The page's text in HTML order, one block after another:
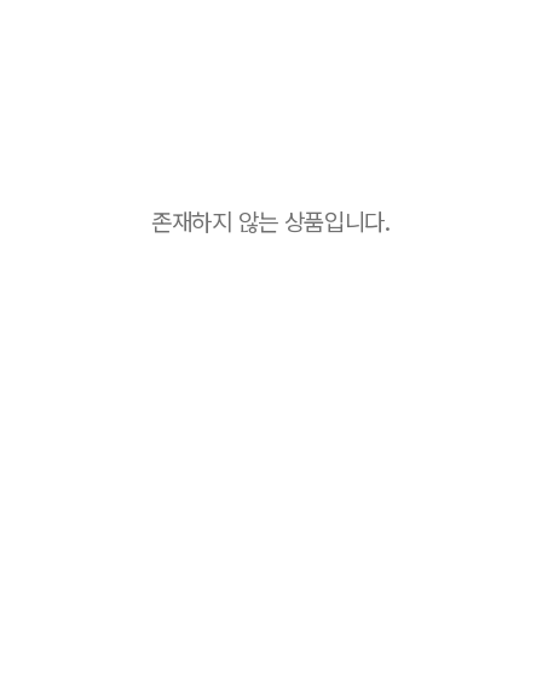
존재하지 않는 상품입니다.